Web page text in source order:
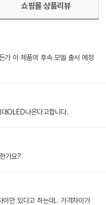
쇼핑몰 상품리뷰
이 제품의 후속 모델 출시 예정
OLED나온다고합니다.
가요?
만 있다고 하는데.. 가격차이가